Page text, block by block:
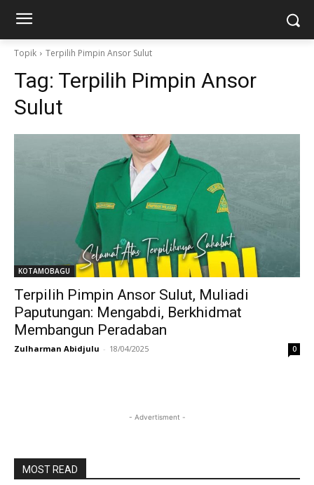
Topik Terpilih Pimpin Ansor Sulut
Tag: Terpilih Pimpin Ansor
Sulut
KOTAMOBAGU
Terpilih Pimpin Ansor Sulut, Muliadi
Paputungan: Mengabdi, Berkhidmat
Membangun Peradaban
Zulharman Abidjulu - 18/04/2025 0
- Advertisment -
MOST READ